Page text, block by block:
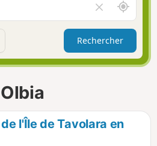
a
i
g
o
i
d
e
r
l
a
A
u
t
u
r
Rechercher
l'Île de Tavolara en